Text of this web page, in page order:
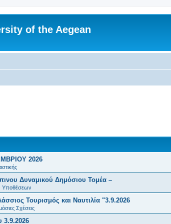
of the Aegean
2026
Δυναμικού Δημόσιου Τομέα –
Υποθέσεων
Τουρισμός και Ναυτιλία "3.9.2026
Σχέσεις
3.9.2026